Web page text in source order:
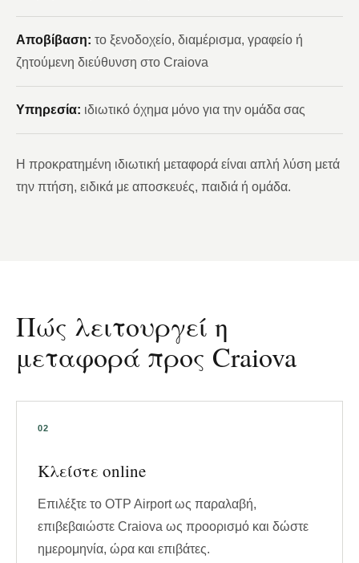
Αποβίβαση: το ξενοδοχείο, διαμέρισμα, γραφείο ή
ζητούμενη διεύθυνση στο Craiova
Υπηρεσία: ιδιωτικό όχημα μόνο για την ομάδα σας
Η προκρατημένη ιδιωτική μεταφορά είναι απλή λύση μετά
την πτήση, ειδικά με αποσκευές, παιδιά ή ομάδα.
Πώς λειτουργεί η
μεταφορά προς Craiova
Κλείστε online
Επιλέξτε το OTP Airport ως παραλαβή,
επιβεβαιώστε Craiova ως προορισμό και δώστε
ημερομηνία, ώρα και επιβάτες.